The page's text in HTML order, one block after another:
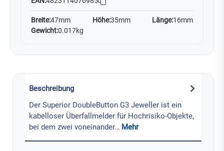
Breite:47mm Höhe:35mm Länge:16mm
Gewicht:0.017kg
Beschreibung
Der Superior DoubleButton G3 Jeweller ist ein
kabelloser Überfallmelder für Hochrisiko-Objekte,
bei dem zwei voneinander… Mehr